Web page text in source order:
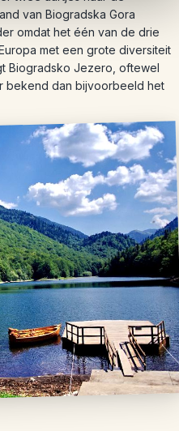
van Biogradska Gora
omdat het één van de drie
met een grote diversiteit
Biogradsko Jezero, oftewel
bekend dan bijvoorbeeld het